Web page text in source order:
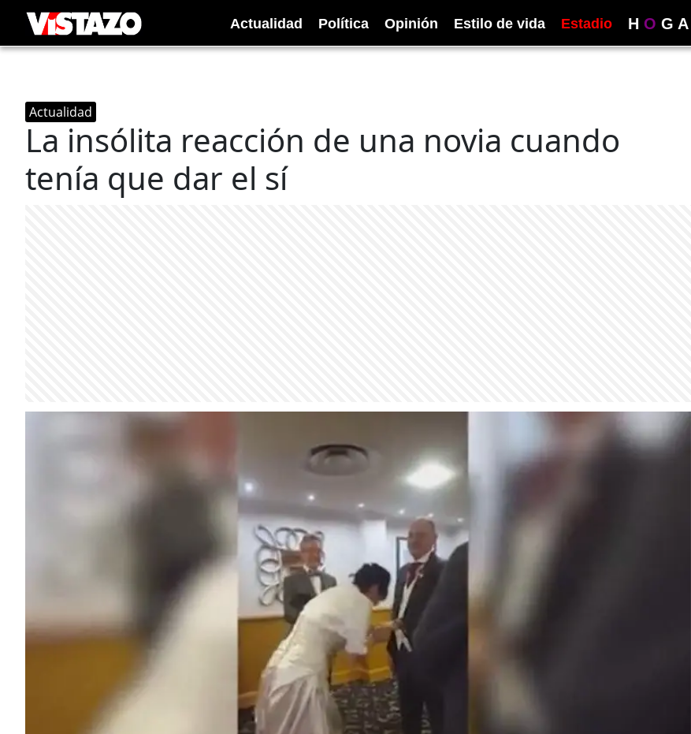
Actualidad Política Opinión Estilo de vida Estadio H O G A
Actualidad
La insólita reacción de una novia cuando
tenía que dar el sí